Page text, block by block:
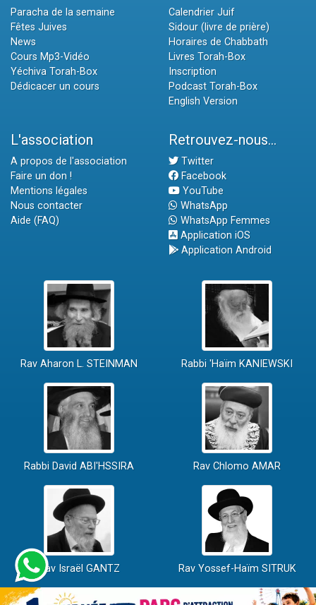
Paracha de la semaine
Fêtes Juives
News
Cours Mp3-Vidéo
Yéchiva Torah-Box
Dédicacer un cours
Calendrier Juif
Sidour (livre de prière)
Horaires de Chabbath
Livres Torah-Box
Inscription
Podcast Torah-Box
English Version
L'association
A propos de l'association
Faire un don !
Mentions légales
Nous contacter
Aide (FAQ)
Retrouvez-nous...
Twitter
Facebook
YouTube
WhatsApp
WhatsApp Femmes
Application iOS
Application Android
Rav Aharon L. STEINMAN Rabbi 'Haïm KANIEWSKI
Rabbi David ABI'HSSIRA Rav Chlomo AMAR
Rav Israël GANTZ Rav Yossef-Haïm SITRUK